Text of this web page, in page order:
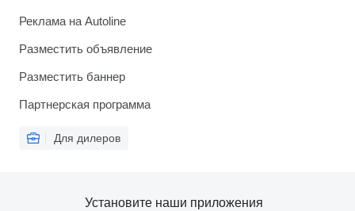
Реклама на Autoline
Разместить объявление
Разместить баннер
Партнерская программа
Для дилеров
Установите наши приложения